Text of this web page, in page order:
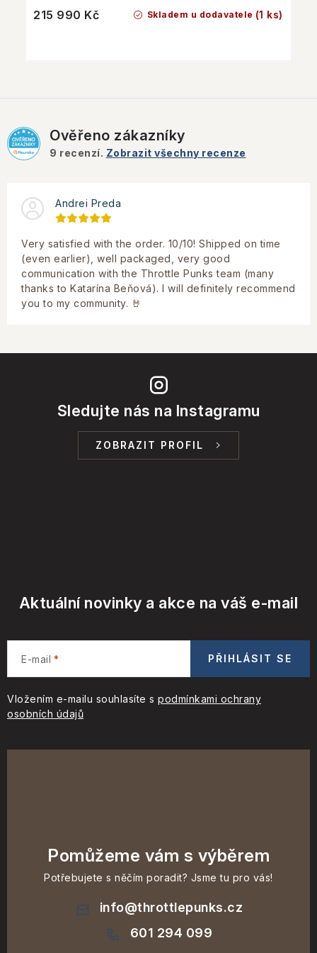
Skladem u dodavatele (1 ks)
215 990 Kč
Ověřeno zákazníky
9 recenzí. Zobrazit všechny recenze
Andrei Preda
Very satisfied with the order. 10/10! Shipped on time
(even earlier), well packaged, very good
communication with the Throttle Punks team (many
thanks to Katarína Beňová). I will definitely recommend
you to my community. 🤘
Sledujte nás na Instagramu
ZOBRAZIT PROFIL
Aktuální novinky a akce na váš e-mail
E-mail
Vložením e-mailu souhlasíte s podmínkami ochrany
osobních údajů
PŘIHLÁSIT SE
Pomůžeme vám s výběrem
Potřebujete s něčím poradit? Jsme tu pro vás!
info@throttlepunks.cz
601 294 099